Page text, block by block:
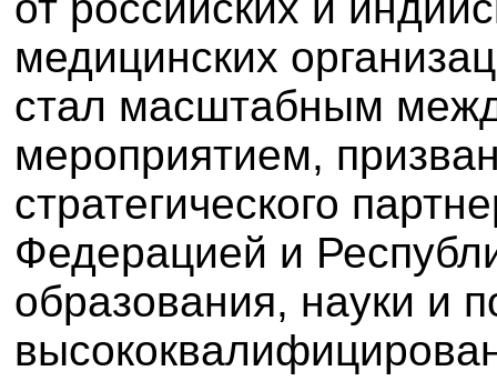
медицинских
стал масштабным
мероприятием,
стратегического
Федерацией и
образования, науки и